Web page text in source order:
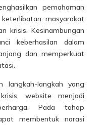
pemahaman
masyarakat
krisis. Kesinambungan
keberhasilan dalam
dan memperkuat
langkah-langkah yang
website menjadi
Pada tahap
membentuk narasi